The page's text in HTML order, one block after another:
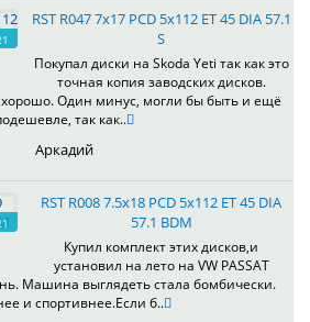
RST R047 7x17 PCD 5x112 ET 45 DIA 57.1
S
Покупал диски на Skoda Yeti так как это
точная копия заводских дисков.
Один минус, могли бы быть и ещё
так как..
Аркадий
RST R008 7.5x18 PCD 5x112 ET 45 DIA
57.1 BDM
Купил комплект этих дисков,и
установил на лето на VW PASSAT
Машина выглядеть стала бомбически.
и спортивнее.Если б..